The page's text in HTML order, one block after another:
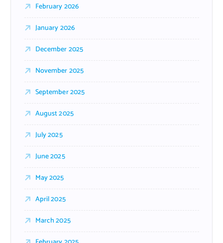
February 2026
January 2026
December 2025
November 2025
September 2025
August 2025
July 2025
June 2025
May 2025
April 2025
March 2025